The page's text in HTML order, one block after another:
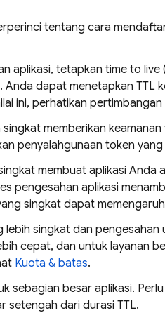
tentang cara
aplikasi, tetapkan time to
dapat menetapkan TTL
ini, perhatikan
singkat memberikan
penyalahgunaan token
membuat aplikasi Anda
pengesahan aplikasi
singkat dapat
lebih singkat dan pengesahan
cepat, dan untuk layanan
Kuota & batas.
sebagian besar aplikasi.
setengah dari durasi TTL.